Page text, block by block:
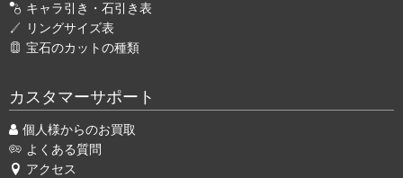
キャラ引き・石引き表
リングサイズ表
宝石のカットの種類
カスタマーサポート
個人様からのお買取
よくある質問
アクセス